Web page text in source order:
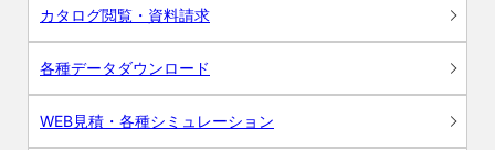
カタログ閲覧・資料請求
各種データダウンロード
WEB見積・各種シミュレーション